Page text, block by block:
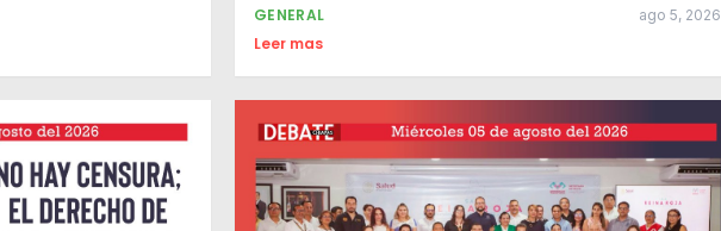
GENERAL ago 5, 2026
Leer mas